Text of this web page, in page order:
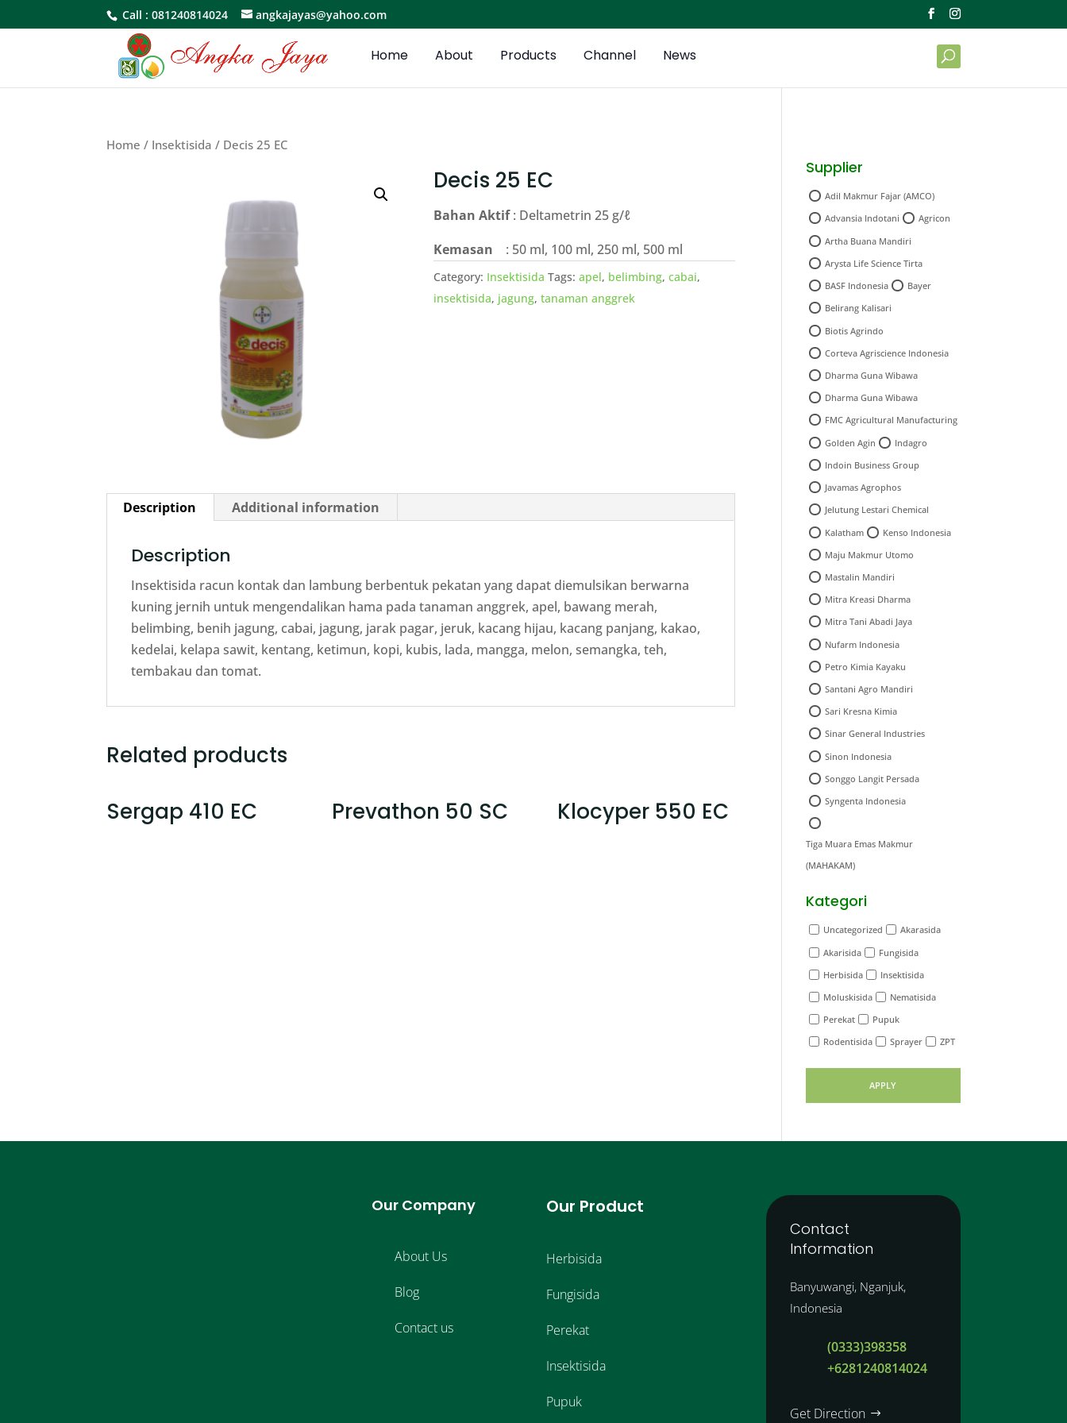
Call :081240814024 angkajayas@yahoo.com
Home About Products Channel News
Home / Insektisida / Decis 25 EC
Decis 25 EC
Bahan Aktif: Deltametrin 25 g/ℓ
Kemasan : 50 ml, 100 ml, 250 ml, 500 ml
Category: Insektisida Tags:apel, belimbing,cabai,
insektisida, jagung,tanaman anggrek
Description Additional information
Description
Insektisida racun kontak dan lambung berbentuk pekatan yang dapat diemulsikan berwarna
kuning jernih untuk mengendalikan hama pada tanaman anggrek, apel, bawang merah,
belimbing, benih jagung, cabai, jagung, jarak pagar, jeruk, kacang hijau, kacang panjang, kakao,
kedelai, kelapa sawit, kentang, ketimun, kopi, kubis, lada, mangga, melon, semangka, teh,
tembakau dan tomat.
Related products
Sergap 410 EC
Prevathon 50 SC Klocyper 550 EC
Supplier
Adil Makmur Fajar (AMCO)
Advansia Indotani
Agricon
Artha Buana Mandiri
Arysta Life Science Tirta
BASF Indonesia
Bayer
Belirang Kalisari
Biotis Agrindo
Corteva Agriscience Indonesia
Dharma Guna Wibawa
Dharma Guna Wibawa
FMC Agricultural Manufacturing
Golden Agin
Indagro
Indoin Business Group
Javamas Agrophos
Jelutung Lestari Chemical
Kalatham
Kenso Indonesia
Maju Makmur Utomo
Mastalin Mandiri
Mitra Kreasi Dharma
Mitra Tani Abadi Jaya
Nufarm Indonesia
Petro Kimia Kayaku
Santani Agro Mandiri
Sari Kresna Kimia
Sinar General Industries
Sinon Indonesia
Songgo Langit Persada
Syngenta Indonesia
Tiga Muara Emas Makmur
(MAHAKAM)
Kategori
Uncategorized
Akarasida
Akarisida
Fungisida
Herbisida
Insektisida
Moluskisida
Nematisida
Perekat
Pupuk
Rodentisida
Sprayer ZPT
APPLY
Our Company
About Us
Blog
Contact us
Our Product
Herbisida
Fungisida
Perekat
Insektisida
Pupuk
Contact
Information
Banyuwangi, Nganjuk,
Indonesia
(0333)398358
+6281240814024
Get Direction